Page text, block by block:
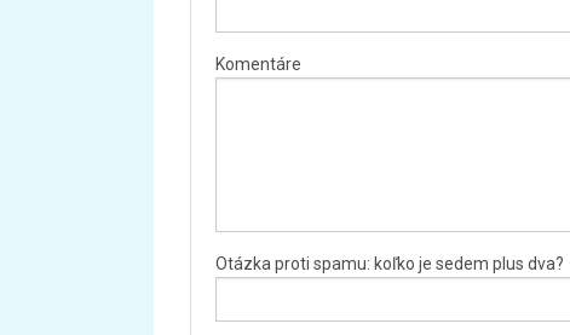
Komentáre
Otázka proti spamu: koľko je sedem plus dva?